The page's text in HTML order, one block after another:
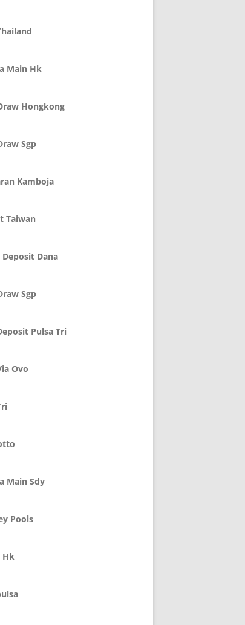
Main Hk
Hongkong
Sgp
Kamboja
Taiwan
Deposit Dana
Sgp
Pulsa Tri
Ovo
Main Sdy
Pools
Hk